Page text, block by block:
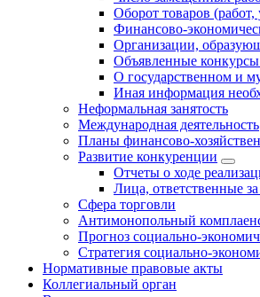
Оборот товаров
Финансово-
Организации,
Объявленные
О государственном и
Иная информация
Неформальная занятость
Международная деятельность
Планы финансово-
Развитие конкуренции
Отчеты о ходе
Лица, ответственные
Сфера торговли
Антимонопольный
Прогноз социально-
Стратегия социально-
Нормативные правовые акты
Коллегиальный орган